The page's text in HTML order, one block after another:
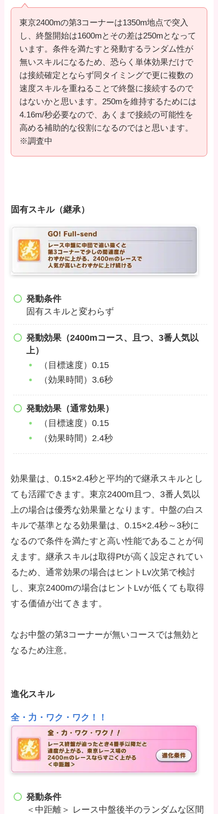
東京2400mの第3コーナーは1350m地点で突入
し、終盤開始は1600mとその差は250mとなって
います。条件を満たすと発動するランダム性が
無いスキルになるため、恐らく単体効果だけで
は接続確定とならず同タイミングで更に複数の
速度スキルを重ねることで終盤に接続するので
はないかと思います。250mを維持するためには
4.16m/秒必要なので、あくまで接続の可能性を
高める補助的な役割になるのではと思います。
※調査中
固有スキル（継承）
発動条件
固有スキルと変わらず
発動効果（2400mコース、且つ、3番人気以
上）
（目標速度）0.15
（効果時間）3.6秒
発動効果（通常効果）
（目標速度）0.15
（効果時間）2.4秒
効果量は、0.15×2.4秒と平均的で継承スキルとし
ても活躍できます。東京2400m且つ、3番人気以
上の場合は優秀な効果量となります。中盤の白ス
キルで基準となる効果量は、0.15×2.4秒～3秒に
なるので条件を満たすと高い性能であることが伺
えます。継承スキルは取得Ptが高く設定されてい
るため、通常効果の場合はヒントLv次第で検討
し、東京2400mの場合はヒントLvが低くても取得
する価値が出てきます。
なお中盤の第3コーナーが無いコースでは無効と
なるため注意。
進化スキル
全・力・ワク・ワク！！
発動条件
＜中距離＞ レース中盤後半のランダムな区間